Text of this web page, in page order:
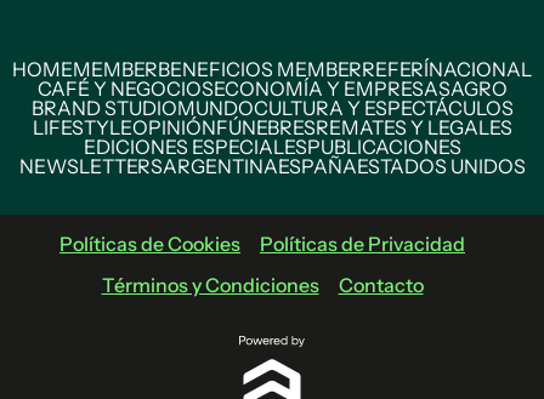
HOMEMEMBERBENEFICIOS MEMBERREFERÍNACIONAL
CAFÉ Y NEGOCIOSECONOMÍA Y EMPRESASAGRO
BRAND STUDIOMUNDOCULTURA Y ESPECTÁCULOS
LIFESTYLEOPINIÓNFÚNEBRESREMATES Y LEGALES
EDICIONES ESPECIALESPUBLICACIONES
NEWSLETTERSARGENTINAESPAÑAESTADOS UNIDOS
Políticas de Cookies
Políticas de Privacidad
Términos y Condiciones
Contacto